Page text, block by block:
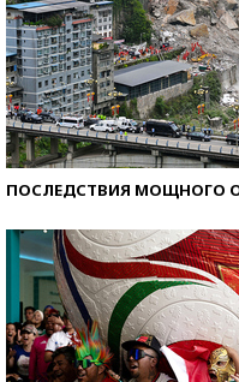
ПОСЛЕДСТВИЯ МОЩНОГО